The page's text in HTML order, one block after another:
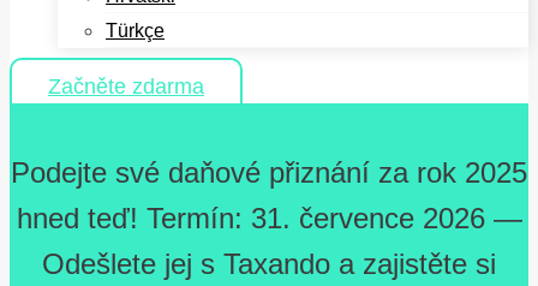
Türkçe
Začněte zdarma
Podejte své daňové přiznání za rok 2025
hned teď! Termín: 31. července 2026 —
Odešlete jej s Taxando a zajistěte si